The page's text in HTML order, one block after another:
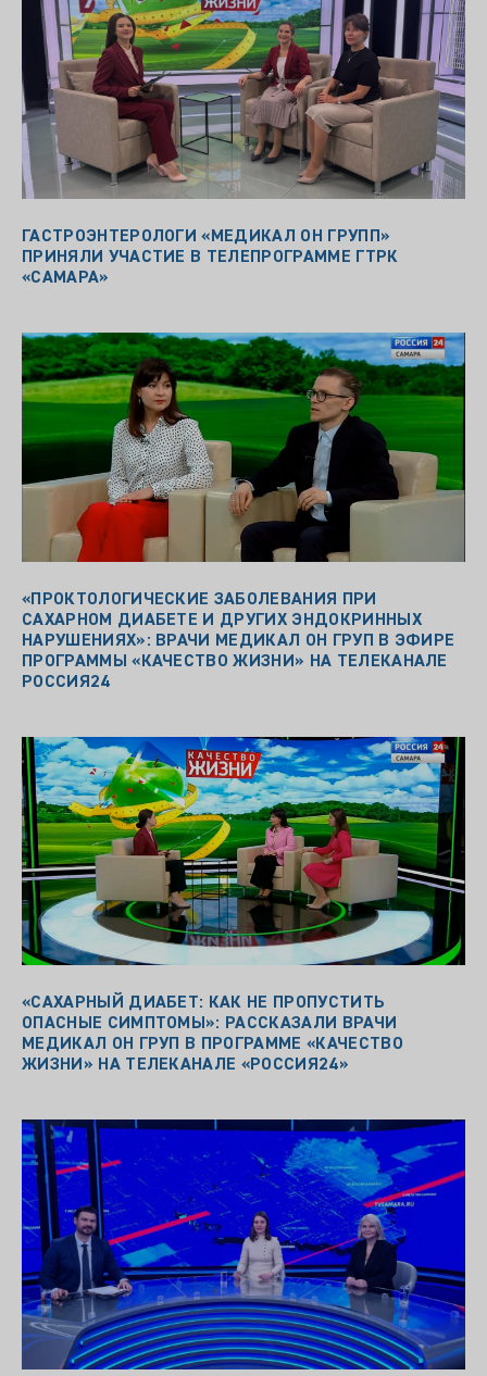
ГАСТРОЭНТЕРОЛОГИ «МЕДИКАЛ ОН ГРУПП»
ПРИНЯЛИ УЧАСТИЕ В ТЕЛЕПРОГРАММЕ ГТРК
«САМАРА»
«ПРОКТОЛОГИЧЕСКИЕ ЗАБОЛЕВАНИЯ ПРИ
САХАРНОМ ДИАБЕТЕ И ДРУГИХ ЭНДОКРИННЫХ
НАРУШЕНИЯХ»: ВРАЧИ МЕДИКАЛ ОН ГРУП В ЭФИРЕ
ПРОГРАММЫ «КАЧЕСТВО ЖИЗНИ» НА ТЕЛЕКАНАЛЕ
РОССИЯ24
«САХАРНЫЙ ДИАБЕТ: КАК НЕ ПРОПУСТИТЬ
ОПАСНЫЕ СИМПТОМЫ»: РАССКАЗАЛИ ВРАЧИ
МЕДИКАЛ ОН ГРУП В ПРОГРАММЕ «КАЧЕСТВО
ЖИЗНИ» НА ТЕЛЕКАНАЛЕ «РОССИЯ24»